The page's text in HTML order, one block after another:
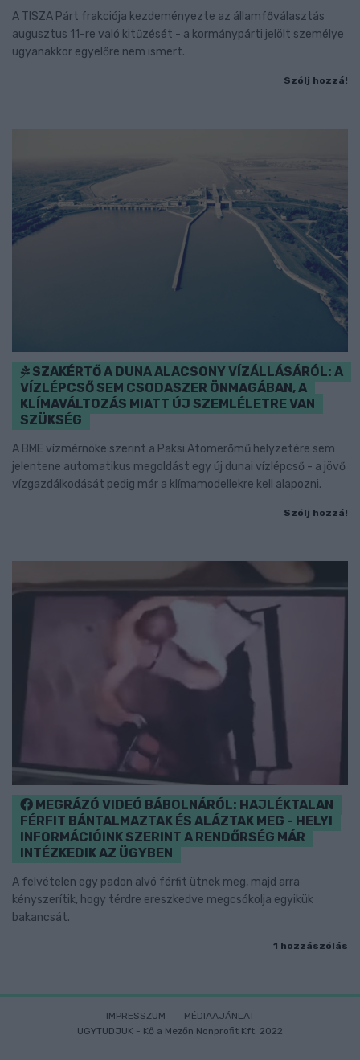
A TISZA Párt frakciója kezdeményezte az államfőválasztás
augusztus 11-re való kitűzését - a kormánypárti jelölt személye
ugyanakkor egyelőre nem ismert.
Szólj hozzá!
SZAKÉRTŐ A DUNA ALACSONY VÍZÁLLÁSÁRÓL: A
VÍZLÉPCSŐ SEM CSODASZER ÖNMAGÁBAN, A
KLÍMAVÁLTOZÁS MIATT ÚJ SZEMLÉLETRE VAN
SZÜKSÉG
A BME vízmérnöke szerint a Paksi Atomerőmű helyzetére sem
jelentene automatikus megoldást egy új dunai vízlépcső - a jövő
vízgazdálkodását pedig már a klímamodellekre kell alapozni.
Szólj hozzá!
MEGRÁZÓ VIDEÓ BÁBOLNÁRÓL: HAJLÉKTALAN
FÉRFIT BÁNTALMAZTAK ÉS ALÁZTAK MEG - HELYI
INFORMÁCIÓINK SZERINT A RENDŐRSÉG MÁR
INTÉZKEDIK AZ ÜGYBEN
A felvételen egy padon alvó férfit ütnek meg, majd arra
kényszerítik, hogy térdre ereszkedve megcsókolja egyikük
bakancsát.
1 hozzászólás
IMPRESSZUM
MÉDIAAJÁNLAT
UGYTUDJUK - Kő a Mezőn Nonprofit Kft. 2022